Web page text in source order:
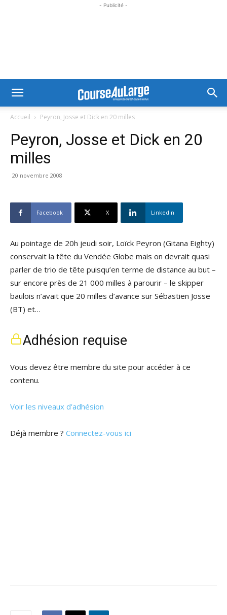
- Publicité -
Accueil Peyron, Josse et Dick en 20 milles
Peyron, Josse et Dick en 20
milles
20 novembre 2008
Facebook X Linkedin
Au pointage de 20h jeudi soir, Loïck Peyron (Gitana Eighty)
conservait la tête du Vendée Globe mais on devrait quasi
parler de trio de tête puisqu’en terme de distance au but –
sur encore près de 21 000 milles à parourir – le skipper
baulois n’avait que 20 milles d’avance sur Sébastien Josse
(BT) et…
Adhésion requise
Vous devez être membre du site pour accéder à ce
contenu.
Voir les niveaux d’adhésion
Déjà membre ? Connectez-vous ici